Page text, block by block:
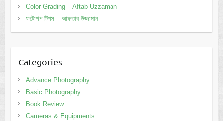
Color Grading – Aftab Uzzaman
ফটোশপ টিপস – আফতাব উজ্জামান
Categories
Advance Photography
Basic Photography
Book Review
Cameras & Equipments